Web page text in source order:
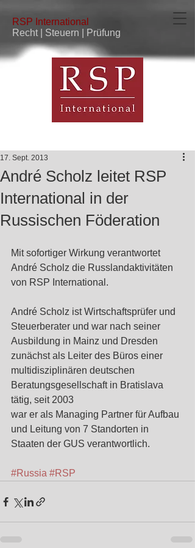
RSP International
Recht | Steuern | Prüfung
André Scholz leitet RSP
International in der
Russischen Föderation
17. Sept. 2013
Mit sofortiger Wirkung verantwortet
André Scholz die Russlandaktivitäten
von RSP International.
André Scholz ist Wirtschaftsprüfer und
Steuerberater und war nach seiner
Ausbildung in Mainz und Dresden
zunächst als Leiter des Büros einer
multidisziplinären deutschen
Beratungsgesellschaft in Bratislava
tätig, seit 2003
war er als Managing Partner für Aufbau
und Leitung von 7 Standorten in
Staaten der GUS verantwortlich.
#Russia #RSP